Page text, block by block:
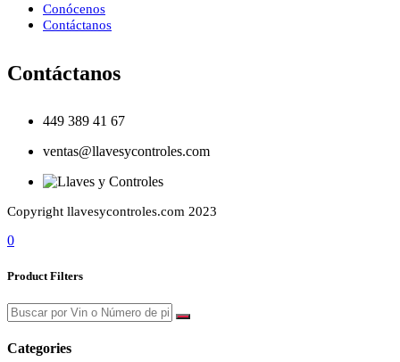
Conócenos
Contáctanos
Contáctanos
449 389 41 67
ventas@llavesycontroles.com
Copyright llavesycontroles.com 2023
0
Product Filters
Categories